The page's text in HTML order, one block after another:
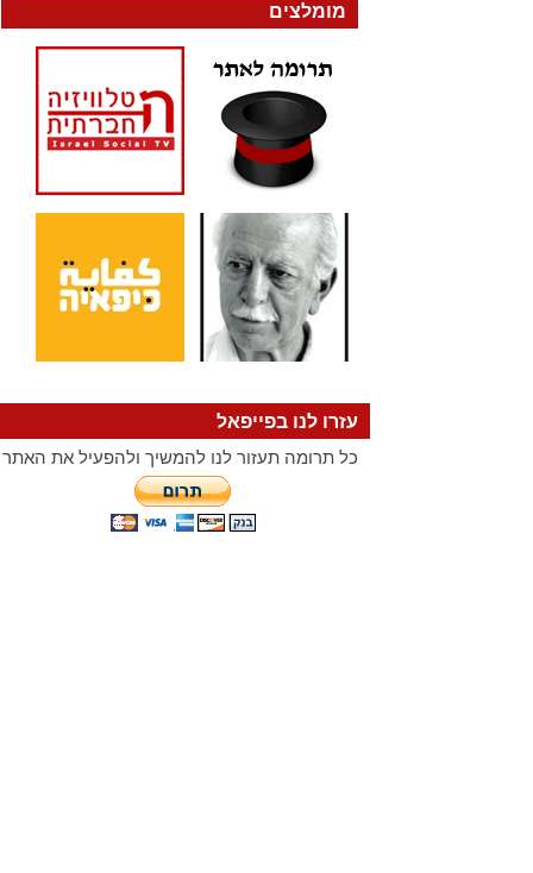
מומלצים
עזרו לנו בפייפאל
כל תרומה תעזור לנו להמשיך ולהפעיל את האתר